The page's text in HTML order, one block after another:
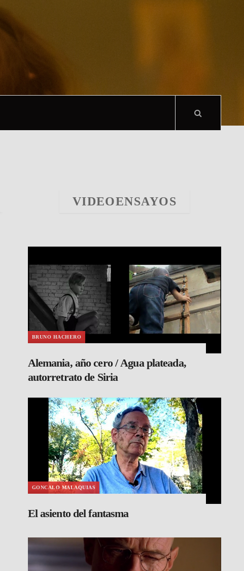
VIDEOENSAYOS
BRUNO HACHERO
Alemania, año cero / Agua plateada,
autorretrato de Siria
GONCALO MALAQUIAS
El asiento del fantasma